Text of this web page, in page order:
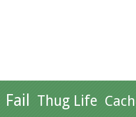
Fail Thug Life